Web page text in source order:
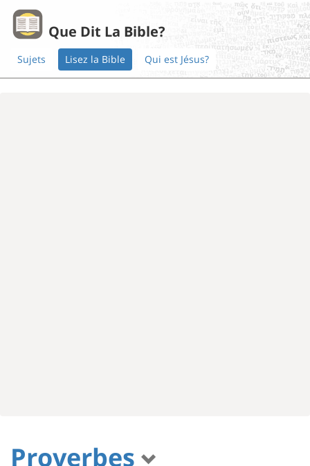
Que Dit La Bible?
Sujets Lisez la Bible Qui est Jésus?
Proverbes